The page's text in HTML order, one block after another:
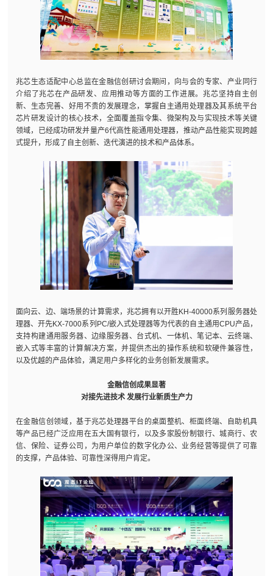
兆芯生态适配中心总监在金融信创研讨会期间，向与会的专家、产业同行
介绍了兆芯在产品研发、应用推动等方面的工作进展。兆芯坚持自主创
新、生态完善、好用不贵的发展理念，掌握自主通用处理器及其系统平台
芯片研发设计的核心技术，全面覆盖指令集、微架构及与实现技术等关键
领域，已经成功研发并量产6代高性能通用处理器，推动产品性能实现跨越
式提升，形成了自主创新、迭代演进的技术和产品体系。
面向云、边、端场景的计算需求，兆芯拥有以开胜KH-40000系列服务器处
理器、开先KX-7000系列PC/嵌入式处理器等为代表的自主通用CPU产品，
支持构建通用服务器、边缘服务器、台式机、一体机、笔记本、云终端、
嵌入式等丰富的计算解决方案，并提供杰出的操作系统和软硬件兼容性，
以及优越的产品体验，满足用户多样化的业务创新发展需求。
金融信创成果显著
对接先进技术 发展行业新质生产力
在金融信创领域，基于兆芯处理器平台的桌面整机、柜面终端、自助机具
等产品已经广泛应用在五大国有银行，以及多家股份制银行、城商行、农
信、保险、证券公司，为用户单位的数字化办公、业务经营等提供了可靠
的支撑，产品体验、可靠性深得用户肯定。